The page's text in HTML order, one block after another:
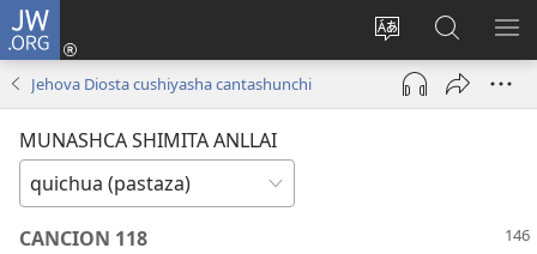
JW.ORG
Can
rimashca
shimima
Yaicungahua
callarina
(abre
JW.ORGbi
mascana
Jehova Diosta cushiyasha cantashunchi
MUNASHCA SHIMITA ANLLAI
CANCION 118